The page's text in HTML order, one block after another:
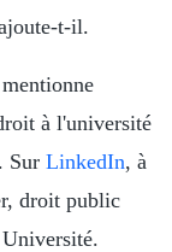
t-il.
à l'université
Sur LinkedIn, à
droit public